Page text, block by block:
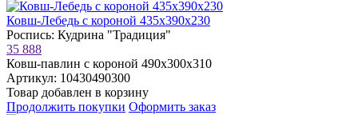
Ковш-Лебедь с короной 435х390х230
Роспись: Кудрина "Традиция"
35 888
Ковш-павлин с короной 490х300х310
Артикул: 10430490300
Товар добавлен в корзину
Продолжить покупки Оформить заказ